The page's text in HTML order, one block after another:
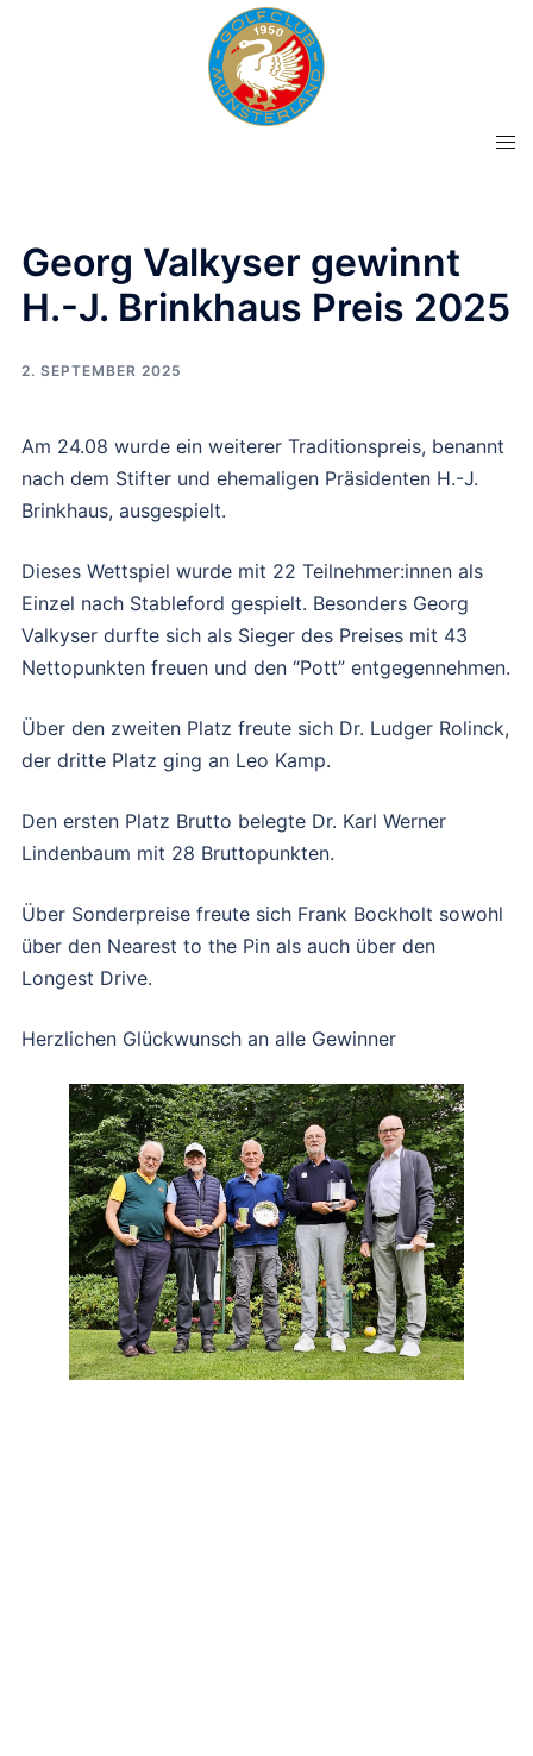
Georg Valkyser gewinnt
H.-J. Brinkhaus Preis 2025
2. SEPTEMBER 2025
Am 24.08 wurde ein weiterer Traditionspreis, benannt
nach dem Stifter und ehemaligen Präsidenten H.-J.
Brinkhaus, ausgespielt.
Dieses Wettspiel wurde mit 22 Teilnehmer:innen als
Einzel nach Stableford gespielt. Besonders Georg
Valkyser durfte sich als Sieger des Preises mit 43
Nettopunkten freuen und den “Pott” entgegennehmen.
Über den zweiten Platz freute sich Dr. Ludger Rolinck,
der dritte Platz ging an Leo Kamp.
Den ersten Platz Brutto belegte Dr. Karl Werner
Lindenbaum mit 28 Bruttopunkten.
Über Sonderpreise freute sich Frank Bockholt sowohl
über den Nearest to the Pin als auch über den
Longest Drive.
Herzlichen Glückwunsch an alle Gewinner